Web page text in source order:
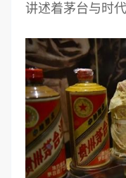
讲述着茅台与时